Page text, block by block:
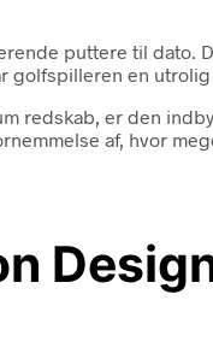
puttere til
en
redskab, er den
af, hvor